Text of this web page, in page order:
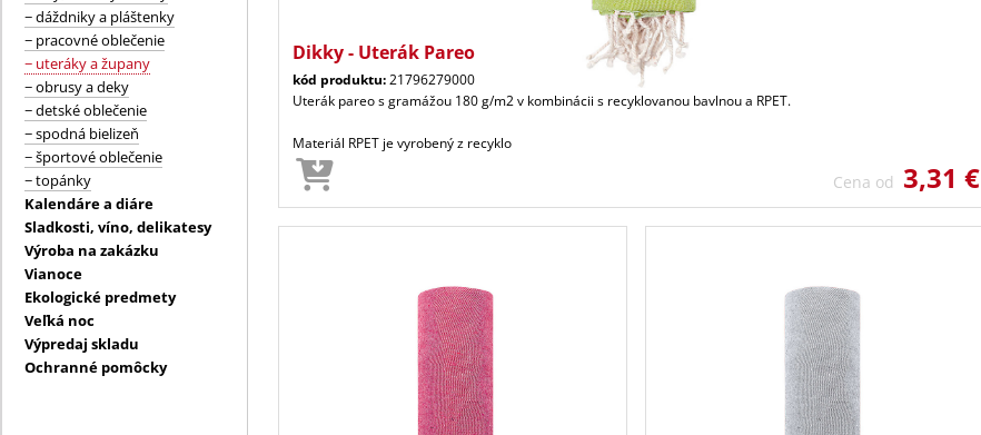
− dáždniky a pláštenky
− pracovné oblečenie
− uteráky a župany
− obrusy a deky
− detské oblečenie
− spodná bielizeň
− športové oblečenie
− topánky
Kalendáre a diáre
Sladkosti, víno, delikatesy
Výroba na zakázku
Vianoce
Ekologické predmety
Veľká noc
Výpredaj skladu
Ochranné pomôcky
Dikky - Uterák Pareo
kód produktu:21796279000
Uterák pareo s gramážou 180 g/m2 v kombinácii s recyklovanou bavlnou a RPET.
Materiál RPET je vyrobený z recyklo
Cena od 3,31 €